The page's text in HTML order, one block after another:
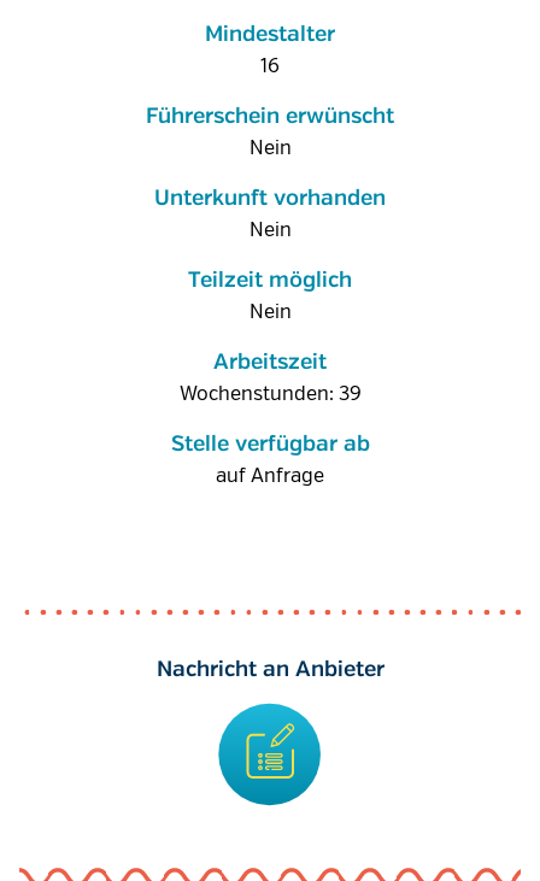
Mindestalter
16
Führerschein erwünscht
Nein
Unterkunft vorhanden
Nein
Teilzeit möglich
Nein
Arbeitszeit
Wochenstunden: 39
Stelle verfügbar ab
auf Anfrage
Nachricht an Anbieter